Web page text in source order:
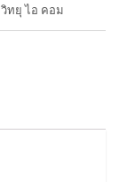
วิทยุ ไอ คอม